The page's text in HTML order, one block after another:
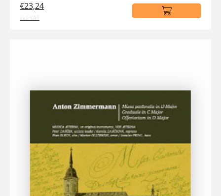
€23,24
incl. VAT